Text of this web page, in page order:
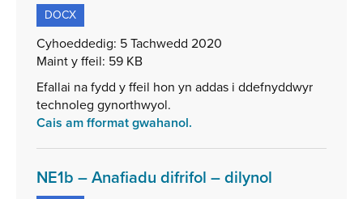
ffeil:
ffeil:
DOCX
Cyhoeddedig: 5 Tachwedd 2020
Maint y ffeil: 59 KB
Efallai na fydd y ffeil hon yn addas i ddefnyddwyr
technoleg gynorthwyol.
Cais am fformat gwahanol.
NE1b – Anafiadu difrifol – dilynol